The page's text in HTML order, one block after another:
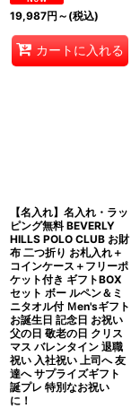
19,987円 ～ (税込)
カートに入れる
【名入れ】名入れ・ラッ
ピング無料 BEVERLY
HILLS POLO CLUB お財
布 二つ折り お札入れ＋
コインケース＋フリーポ
ケット付き ギフトBOX
セット ボー ルペン＆ミ
ニタオル付 Ｍen'sギフト
お誕生日 記念日 お祝い
父の日 敬老の日 クリス
マス バレンタイン 退職
祝い 入社祝い 上司へ 友
達へ サプライズギフト
誕プレ 特別なお祝い
に！